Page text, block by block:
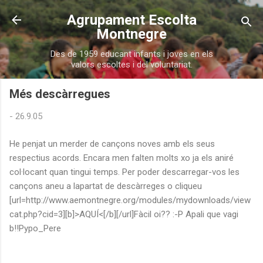
Salta al contingut principal
Agrupament Escolta
Montnegre
Des de 1959 educant infants i joves en els
valors escoltes i del voluntariat.
Més descàrregues
- 26.9.05
He penjat un merder de cançons noves amb els seus
respectius acords. Encara men falten molts xo ja els aniré
col·locant quan tingui temps. Per poder descarregar-vos les
cançons aneu a lapartat de descàrreges o cliqueu
[url=http://www.aemontnegre.org/modules/mydownloads/view
cat.php?cid=3][b]>AQUÍ<[/b][/url]Fàcil oi?? :-P Apali que vagi
b!!Pypo_Pere